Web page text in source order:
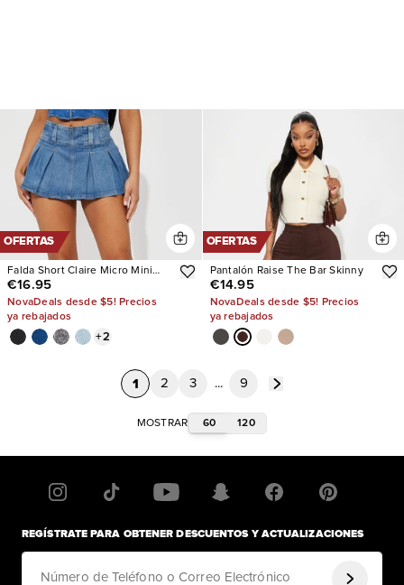
OFERTAS
Falda Short Claire Micro Mini
Pleated
€16.95
NovaDeals desde $5! Precios
ya rebajados
+2
OFERTAS
Pantalón Raise The Bar Skinny
€14.95
NovaDeals desde $5! Precios
ya rebajados
1 2 3 ... 9
MOSTRAR 60 120
REGÍSTRATE PARA OBTENER DESCUENTOS Y ACTUALIZACIONES
Número de Teléfono o Correo Electrónico